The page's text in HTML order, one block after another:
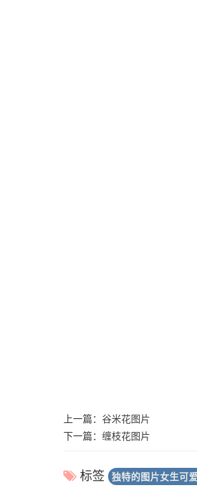
上一篇： 谷米花图片
下一篇： 缠枝花图片
标签 独特的图片女生可